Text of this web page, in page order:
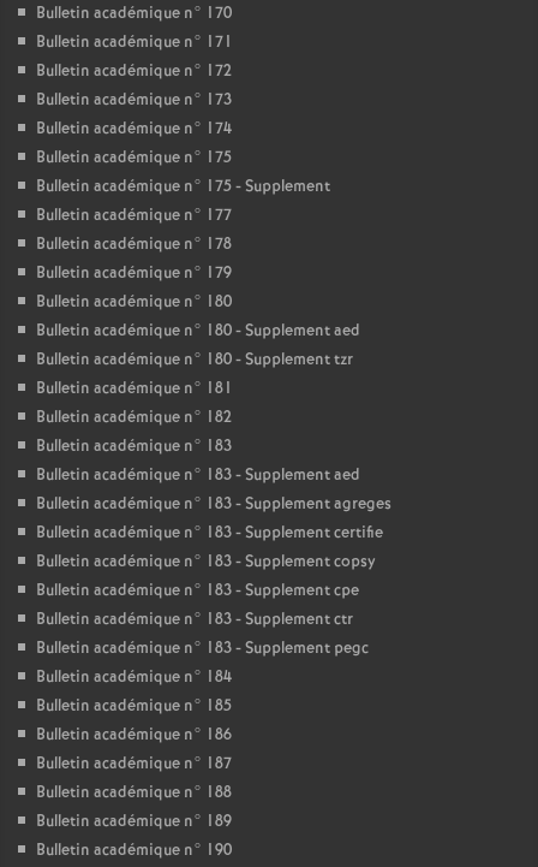
Bulletin académique n° 170
Bulletin académique n° 171
Bulletin académique n° 172
Bulletin académique n° 173
Bulletin académique n° 174
Bulletin académique n° 175
Bulletin académique n° 175 - Supplement
Bulletin académique n° 177
Bulletin académique n° 178
Bulletin académique n° 179
Bulletin académique n° 180
Bulletin académique n° 180 - Supplement aed
Bulletin académique n° 180 - Supplement tzr
Bulletin académique n° 181
Bulletin académique n° 182
Bulletin académique n° 183
Bulletin académique n° 183 - Supplement aed
Bulletin académique n° 183 - Supplement agreges
Bulletin académique n° 183 - Supplement certifie
Bulletin académique n° 183 - Supplement copsy
Bulletin académique n° 183 - Supplement cpe
Bulletin académique n° 183 - Supplement ctr
Bulletin académique n° 183 - Supplement pegc
Bulletin académique n° 184
Bulletin académique n° 185
Bulletin académique n° 186
Bulletin académique n° 187
Bulletin académique n° 188
Bulletin académique n° 189
Bulletin académique n° 190